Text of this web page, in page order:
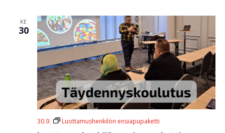
KE
30
30.9. Luottamushenkilön ensiapupaketti